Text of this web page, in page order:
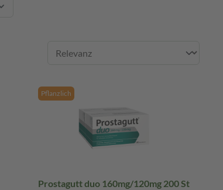
Pflanzlich
Prostagutt duo 160mg/120mg 200 St